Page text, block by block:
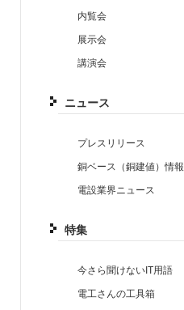
内覧会
展示会
講演会
ニュース
プレスリリース
銅ベース（銅建値）情報
電設業界ニュース
特集
今さら聞けないIT用語
電工さんの工具箱